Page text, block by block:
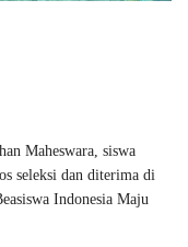
Maheswara, siswa
seleksi dan diterima di
Indonesia Maju